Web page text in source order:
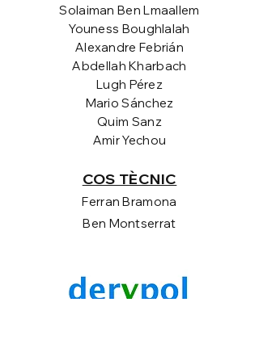
Solaiman Ben Lmaallem
Youness Boughlalah
Alexandre Febrián
Abdellah Kharbach
Lugh Pérez
Mario Sánchez
Quim Sanz
Amir Yechou
COS TÈCNIC
Ferran Bramona
Ben Montserrat